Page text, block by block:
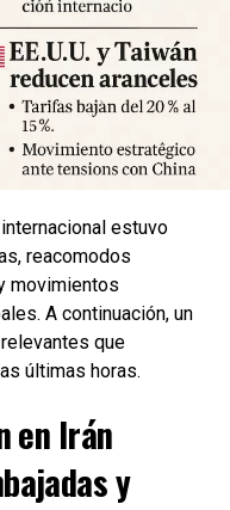
calma y preparar
locales han
damnificados y piden a
y la cooperación con
estuvo
reacomodos
movimientos
A continuación, un
que
últimas horas.
en Irán
y